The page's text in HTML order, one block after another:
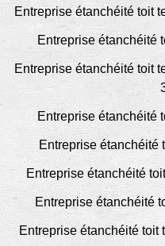
Entreprise étanchéité toit
Entreprise étanchéité
Entreprise étanchéité toit
Entreprise étanchéité
Entreprise étanchéité
Entreprise étanchéité
Entreprise étanchéité
Entreprise étanchéité toit